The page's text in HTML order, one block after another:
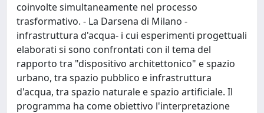
coinvolte simultaneamente nel processo
trasformativo. - La Darsena di Milano -
infrastruttura d'acqua- i cui esperimenti progettuali
elaborati si sono confrontati con il tema del
rapporto tra "dispositivo architettonico" e spazio
urbano, tra spazio pubblico e infrastruttura
d'acqua, tra spazio naturale e spazio artificiale. Il
programma ha come obiettivo l'interpretazione